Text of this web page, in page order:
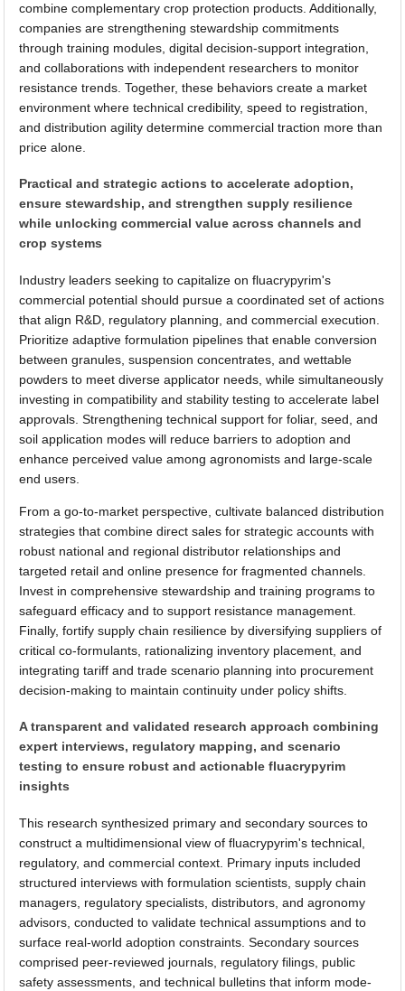
combine complementary crop protection products. Additionally,
companies are strengthening stewardship commitments
through training modules, digital decision-support integration,
and collaborations with independent researchers to monitor
resistance trends. Together, these behaviors create a market
environment where technical credibility, speed to registration,
and distribution agility determine commercial traction more than
price alone.
Practical and strategic actions to accelerate adoption,
ensure stewardship, and strengthen supply resilience
while unlocking commercial value across channels and
crop systems
Industry leaders seeking to capitalize on fluacrypyrim's
commercial potential should pursue a coordinated set of actions
that align R&D, regulatory planning, and commercial execution.
Prioritize adaptive formulation pipelines that enable conversion
between granules, suspension concentrates, and wettable
powders to meet diverse applicator needs, while simultaneously
investing in compatibility and stability testing to accelerate label
approvals. Strengthening technical support for foliar, seed, and
soil application modes will reduce barriers to adoption and
enhance perceived value among agronomists and large-scale
end users.
From a go-to-market perspective, cultivate balanced distribution
strategies that combine direct sales for strategic accounts with
robust national and regional distributor relationships and
targeted retail and online presence for fragmented channels.
Invest in comprehensive stewardship and training programs to
safeguard efficacy and to support resistance management.
Finally, fortify supply chain resilience by diversifying suppliers of
critical co-formulants, rationalizing inventory placement, and
integrating tariff and trade scenario planning into procurement
decision-making to maintain continuity under policy shifts.
A transparent and validated research approach combining
expert interviews, regulatory mapping, and scenario
testing to ensure robust and actionable fluacrypyrim
insights
This research synthesized primary and secondary sources to
construct a multidimensional view of fluacrypyrim's technical,
regulatory, and commercial context. Primary inputs included
structured interviews with formulation scientists, supply chain
managers, regulatory specialists, distributors, and agronomy
advisors, conducted to validate technical assumptions and to
surface real-world adoption constraints. Secondary sources
comprised peer-reviewed journals, regulatory filings, public
safety assessments, and technical bulletins that inform mode-